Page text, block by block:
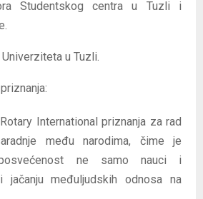
Studentskog centra u Tuzli i
u Tuzli.
International priznanja za rad
među narodima, čime je
ne samo nauci i
jačanju međuljudskih odnosa na